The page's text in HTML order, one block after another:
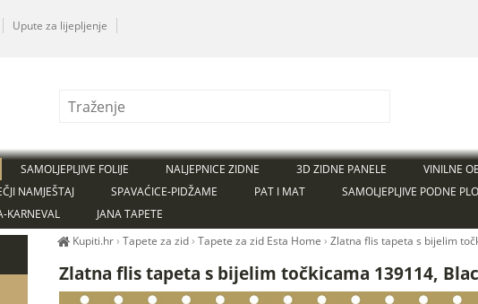
Zlatna flis tapeta s bijelim točkicama 139114,
SAMOLJEPLJIVE FOLIJE NALJEPNICE ZIDNE 3D ZIDNE PANELE VINILNE
NAMJEŠTAJ SPAVAĆICE-PIDŽAME PAT I MAT SAMOLJEPLJIVE PODNE
KARNEVAL JANA TAPETE
Kupiti.hr›Tapete za zid ›Tapete za zid Esta Home ›Zlatna flis tapeta s bijelim
Upute za lijepljenje